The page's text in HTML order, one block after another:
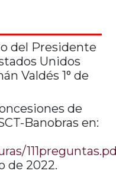
del Presidente
Unidos
Valdés 1° de
de
Banobras en:
de 2022.